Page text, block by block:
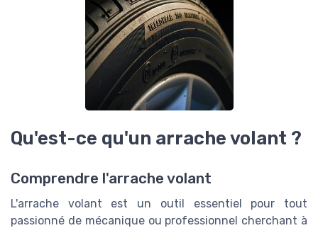
Qu'est-ce qu'un arrache volant ?
Comprendre l'arrache volant
L'arrache volant est un outil essentiel pour tout
passionné de mécanique ou professionnel cherchant à